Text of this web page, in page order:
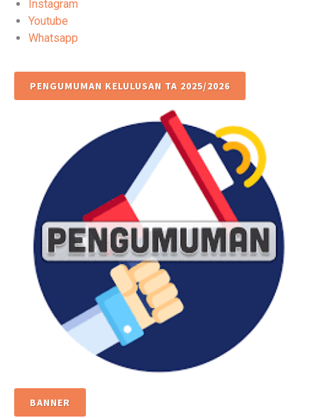
Instagram
Youtube
Whatsapp
PENGUMUMAN KELULUSAN TA 2025/2026
BANNER